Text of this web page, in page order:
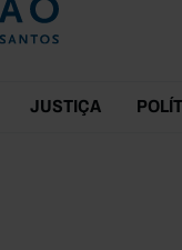
JUSTIÇA